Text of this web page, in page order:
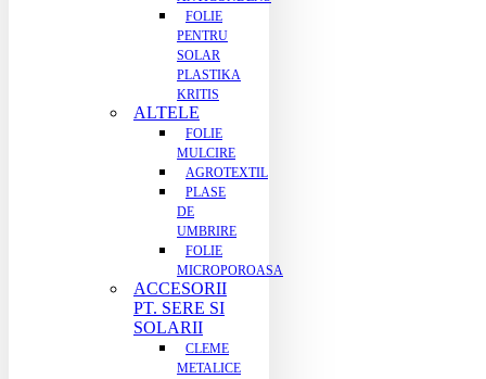
FOLIE
PENTRU
SOLAR
PLASTIKA
KRITIS
ALTELE
FOLIE
MULCIRE
AGROTEXTIL
PLASE
DE
UMBRIRE
FOLIE
MICROPOROASA
ACCESORII
PT. SERE SI
SOLARII
CLEME
METALICE